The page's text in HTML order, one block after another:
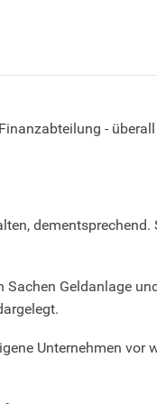
-
dementsprechend.
Sachen Geldanlage
Unternehmen vor